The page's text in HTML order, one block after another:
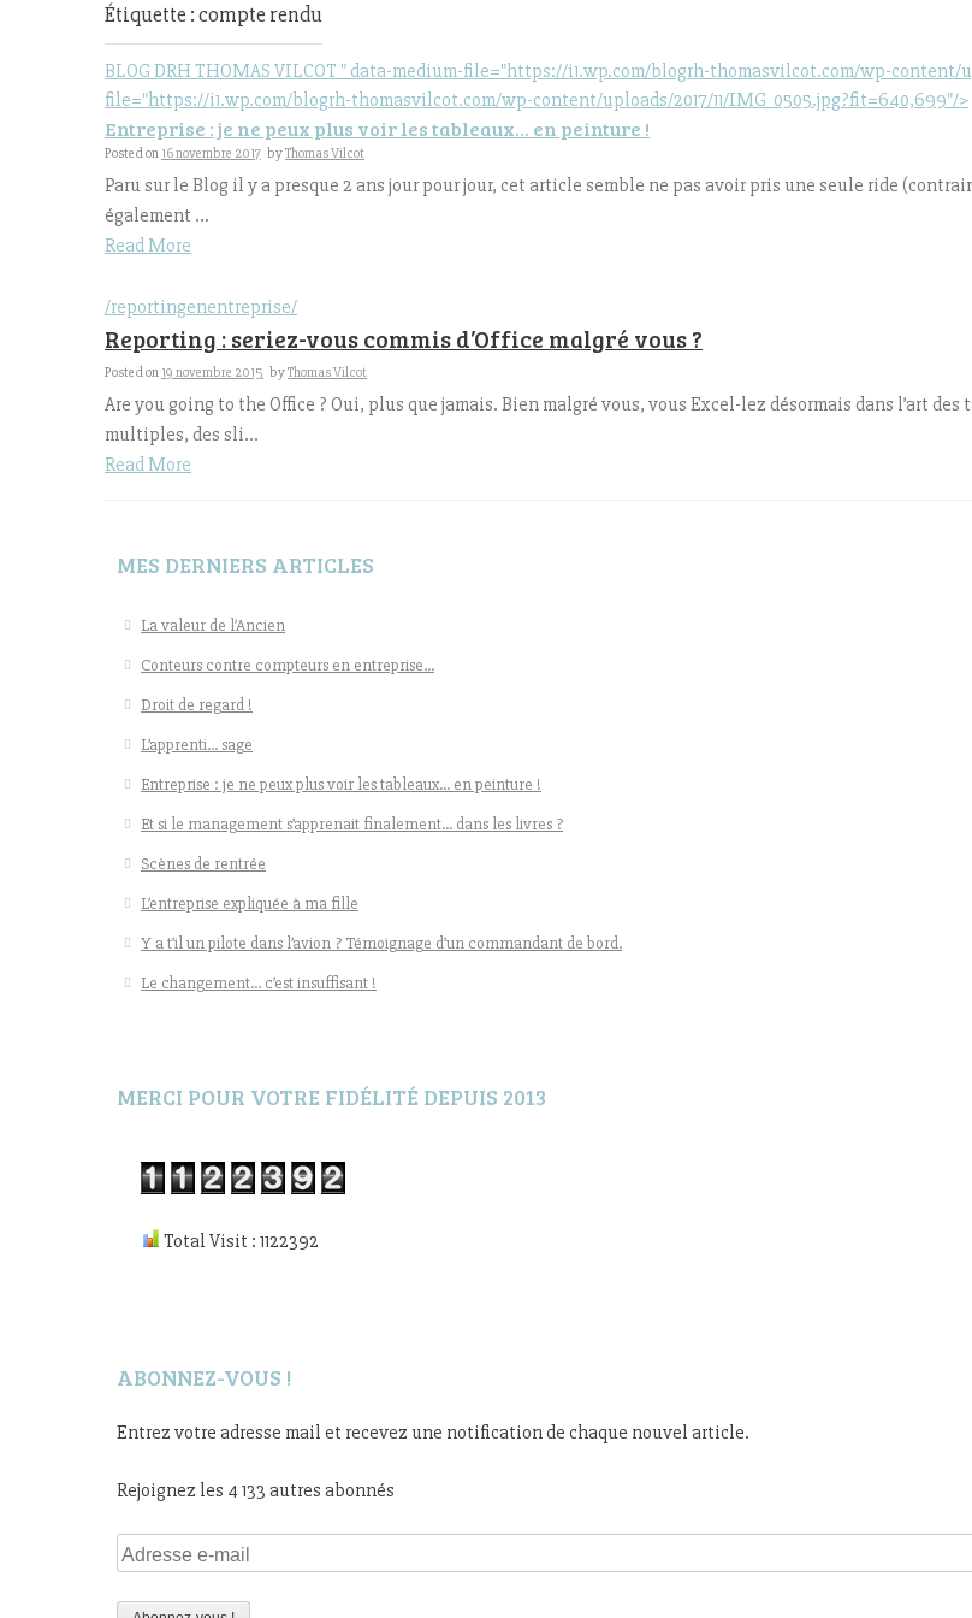
Étiquette : compte rendu
BLOG DRH THOMAS VILCOT " data-medium-file="https://i1.wp.com/blogrh-thomasvilcot.com/wp-content/
file="https://i1.wp.com/blogrh-thomasvilcot.com/wp-content/uploads/2017/11/IMG_0505.jpg?fit=640,699"/>
Entreprise : je ne peux plus voir les tableaux… en peinture !
Posted on 16 novembre 2017 byThomas Vilcot
Paru sur le Blog il y a presque 2 ans jour pour jour, cet article semble ne pas avoir pris une seule ride
également ...
Read More
/reportingenentreprise/
Reporting : seriez-vous commis d’Office malgré vous ?
Posted on 19 novembre 2015 byThomas Vilcot
Are you going to the Office ? Oui, plus que jamais. Bien malgré vous, vous Excel-lez désormais dans l’art
multiples, des sli...
Read More
MES DERNIERS ARTICLES
La valeur de l’Ancien
Conteurs contre compteurs en entreprise…
Droit de regard !
L’apprenti… sage
Entreprise : je ne peux plus voir les tableaux… en peinture !
Et si le management s’apprenait finalement… dans les livres ?
Scènes de rentrée
L’entreprise expliquée à ma fille
Y a t’il un pilote dans l’avion ? Témoignage d’un commandant de bord.
Le changement… c’est insuffisant !
MERCI POUR VOTRE FIDÉLITÉ DEPUIS 2013
Total Visit : 1122392
ABONNEZ-VOUS !
Entrez votre adresse mail et recevez une notification de chaque nouvel article.
Rejoignez les 4 133 autres abonnés
Adresse
e-
mail